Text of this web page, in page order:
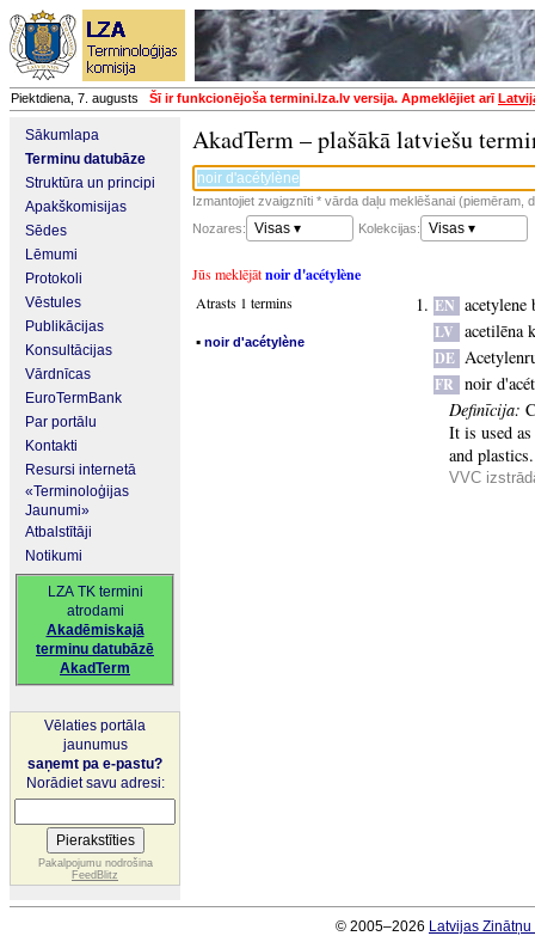
Piektdiena, 7. augusts Šī ir funkcionējoša termini.lza.lv versija. Apmeklējiet arī
Sākumlapa
Terminu datubāze
Struktūra un principi
Apakškomisijas
Sēdes
Lēmumi
Protokoli
Vēstules
Publikācijas
Konsultācijas
Vārdnīcas
EuroTermBank
Par portālu
Kontakti
Resursi internetā
«Terminoloģijas
Jaunumi»
Atbalstītāji
Notikumi
LZA TK termini
atrodami
Akadēmiskajā
terminu datubāzē
AkadTerm
Vēlaties portāla
jaunumus
saņemt pa e-pastu?
Norādiet savu adresi:
Pakalpojumu nodrošina
FeedBlitz
AkadTerm – plašākā latviešu
Izmantojiet zvaigznīti * vārda daļu meklēšanai (piemēram,
Nozares:
Visas ▾ Kolekcijas: Visas ▾
Jūs meklējātnoir d'acétylène
Atrasts 1 termins
▪ noir d'acétylène
EN acetylene
LV acetilēna
DE
FR noir
Definīcija:
It is used
and plastics.
VVC
© 2005–2026 Latvijas